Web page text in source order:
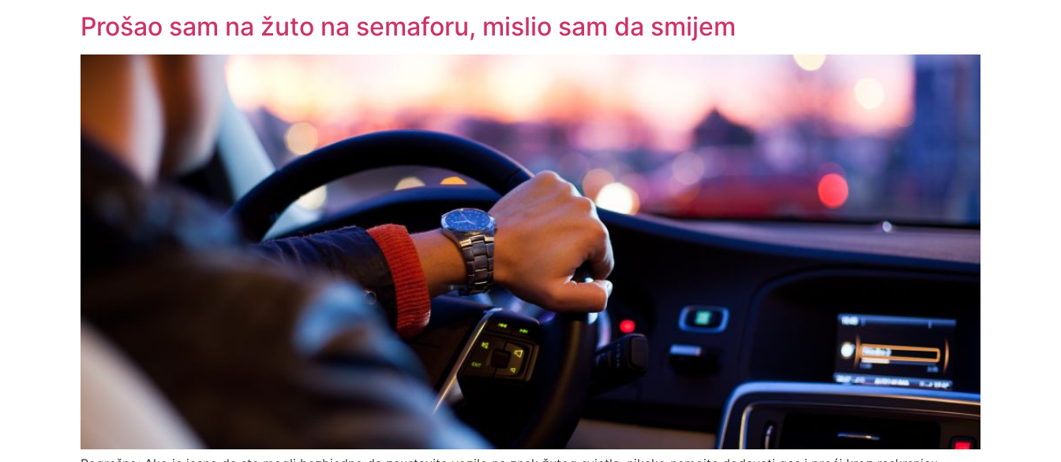
Prošao sam na žuto na semaforu, mislio sam da smijem